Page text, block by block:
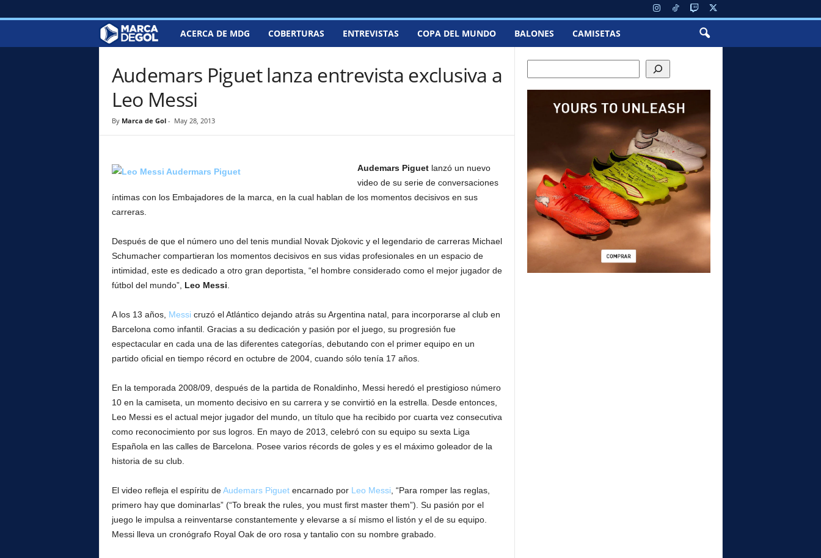
d
e
l
ACERCA DE MDG COBERTURAS ENTREVISTAS COPA DEL MUNDO BALONES CAMISETAS
Audemars Piguet lanza entrevista exclusiva a
Leo Messi
By Marca de Gol- May 28, 2013
Audemars Piguetlanzó un nuevo
video de su serie de conversaciones
íntimas con los Embajadores de la marca, en la cual hablan de los momentos decisivos en sus
carreras.
Después de que el número uno del tenis mundial Novak Djokovic y el legendario de carreras Michael
Schumacher compartieran los momentos decisivos en sus vidas profesionales en un espacio de
intimidad, este es dedicado a otro gran deportista, “el hombre considerado como el mejor jugador de
fútbol del mundo”, Leo Messi
A los 13 años, Messi cruzó el Atlántico dejando atrás su Argentina natal, para incorporarse al club en
Barcelona como infantil. Gracias a su dedicación y pasión por el juego, su progresión fue
espectacular en cada una de las diferentes categorías, debutando con el primer equipo en un
partido oficial en tiempo récord en octubre de 2004, cuando sólo tenía 17 años.
En la temporada 2008/09, después de la partida de Ronaldinho, Messi heredó el prestigioso número
10 en la camiseta, un momento decisivo en su carrera y se convirtió en la estrella. Desde entonces,
Leo Messi es el actual mejor jugador del mundo, un título que ha recibido por cuarta vez consecutiva
como reconocimiento por sus logros. En mayo de 2013, celebró con su equipo su sexta Liga
Española en las calles de Barcelona. Posee varios récords de goles y es el máximo goleador de la
historia de su club.
El video refleja el espíritu deAudemars Piguetencarnado por Leo Messi , “Para romper las reglas,
primero hay que dominarlas” (“To break the rules, you must first master them”). Su pasión por el
juego le impulsa a reinventarse constantemente y elevarse a sí mismo el listón y el de su equipo.
Messi lleva un cronógrafo Royal Oak de oro rosa y tantalio con su nombre grabado.